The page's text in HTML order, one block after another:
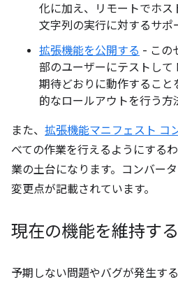
化に加え、リモートでホス
文字列の実行に対するサポ
拡張機能を公開する - この
部のユーザーにテストし
期待どおりに動作するこ
的なロールアウトを行う方
また、 拡張機能マニフェスト コ
べての作業を行えるようにする
業の土台になります。コンバー
変更点が記載されています。
現在の機能を維持する
予期しない問題やバグが発生す